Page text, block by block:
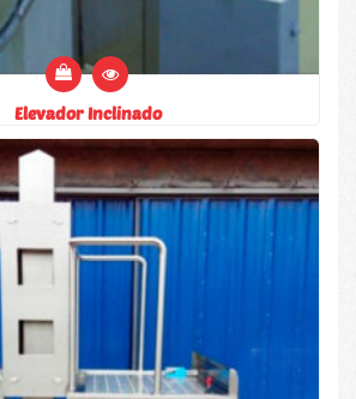
Elevador Inclinado